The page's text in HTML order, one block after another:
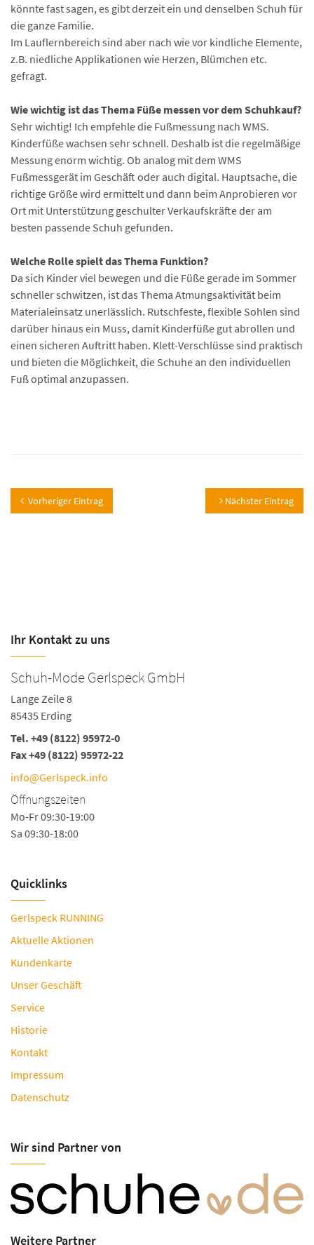
könnte fast sagen, es gibt derzeit ein und denselben Schuh für
die ganze Familie.
Im Lauflernbereich sind aber nach wie vor kindliche Elemente,
z.B. niedliche Applikationen wie Herzen, Blümchen etc.
gefragt.
Wie wichtig ist das Thema Füße messen vor dem Schuhkauf?
Sehr wichtig! Ich empfehle die Fußmessung nach WMS.
Kinderfüße wachsen sehr schnell. Deshalb ist die regelmäßige
Messung enorm wichtig. Ob analog mit dem WMS
Fußmessgerät im Geschäft oder auch digital. Hauptsache, die
richtige Größe wird ermittelt und dann beim Anprobieren vor
Ort mit Unterstützung geschulter Verkaufskräfte der am
besten passende Schuh gefunden.
Welche Rolle spielt das Thema Funktion?
Da sich Kinder viel bewegen und die Füße gerade im Sommer
schneller schwitzen, ist das Thema Atmungsaktivität beim
Materialeinsatz unerlässlich. Rutschfeste, flexible Sohlen sind
darüber hinaus ein Muss, damit Kinderfüße gut abrollen und
einen sicheren Auftritt haben. Klett-Verschlüsse sind praktisch
und bieten die Möglichkeit, die Schuhe an den individuellen
Fuß optimal anzupassen.
Vorheriger Eintrag Nächster Eintrag
Ihr Kontakt zu uns
Schuh-Mode Gerlspeck GmbH
Lange Zeile 8
85435 Erding
Tel. +49 (8122) 95972-0
Fax +49 (8122) 95972-22
info@Gerlspeck.info
Öffnungszeiten
Mo-Fr 09:30-19:00
Sa 09:30-18:00
Quicklinks
Gerlspeck RUNNING
Aktuelle Aktionen
Kundenkarte
Unser Geschäft
Service
Historie
Kontakt
Impressum
Datenschutz
Wir sind Partner von
Weitere Partner